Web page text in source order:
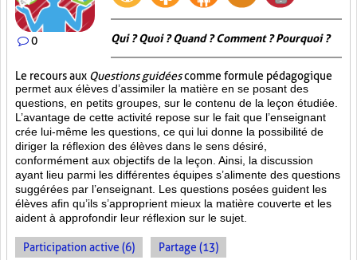
0 Qui ? Quoi ? Quand ? Comment ? Pourquoi ?
Le recours aux Questions guidéescomme formule pédagogique
permet aux élèves d’assimiler la matière en se posant des
questions, en petits groupes, sur le contenu de la leçon étudiée.
L’avantage de cette activité repose sur le fait que l’enseignant
crée lui-même les questions, ce qui lui donne la possibilité de
diriger la réflexion des élèves dans le sens désiré,
conformément aux objectifs de la leçon. Ainsi, la discussion
ayant lieu parmi les différentes équipes s’alimente des questions
suggérées par l’enseignant. Les questions posées guident les
élèves afin qu’ils s’approprient mieux la matière couverte et les
aident à approfondir leur réflexion sur le sujet.
Participation active (6) Partage (13)